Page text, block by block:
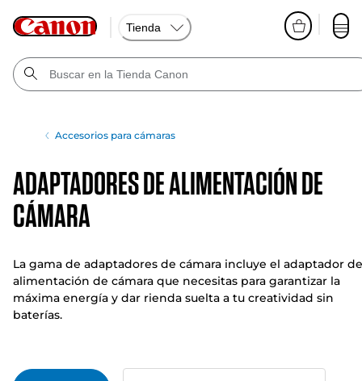
Tienda
Accesorios para cámaras
Adaptadores de alimentación de
cámara
La gama de adaptadores de cámara incluye el adaptador de
alimentación de cámara que necesitas para garantizar la
máxima energía y dar rienda suelta a tu creatividad sin
baterías.